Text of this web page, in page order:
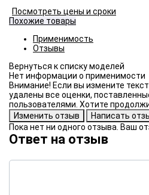
Посмотреть цены и сроки
Похожие товары
Применимость
Отзывы
Нет информации о применимости
Внимание! Если вы измените
удалены все оценки,
пользователями. Хотите
Пока нет ни одного отзыва. Ваш
Ответ на отзыв